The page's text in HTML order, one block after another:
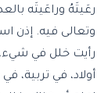
رعَيتَهُ وراعَيتَه
وتعالى فيه. إذن
رأيت خلل في
أولاد، في